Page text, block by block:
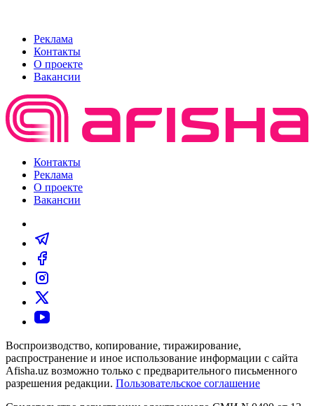
Реклама
Контакты
О проекте
Вакансии
Контакты
Реклама
О проекте
Вакансии
Воспроизводство, копирование, тиражирование,
распространение и иное использование информации с сайта
Afisha.uz возможно только с предварительного письменного
разрешения редакции. Пользовательское соглашение